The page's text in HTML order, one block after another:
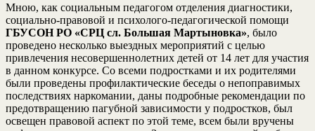
Мною, как социальным педагогом отделения диагностики,
социально-правовой и психолого-педагогической помощи
ГБУСОН РО «СРЦ сл. Большая Мартыновка», было
проведено несколько выездных мероприятий с целью
привлечения несовершеннолетних детей от 14 лет для участия
в данном конкурсе. Со всеми подростками и их родителями
были проведены профилактические беседы о непоправимых
последствиях наркомании, даны подробные рекомендации по
предотвращению пагубной зависимости у подростков, был
освещен правовой аспект по этой теме, всем были вручены